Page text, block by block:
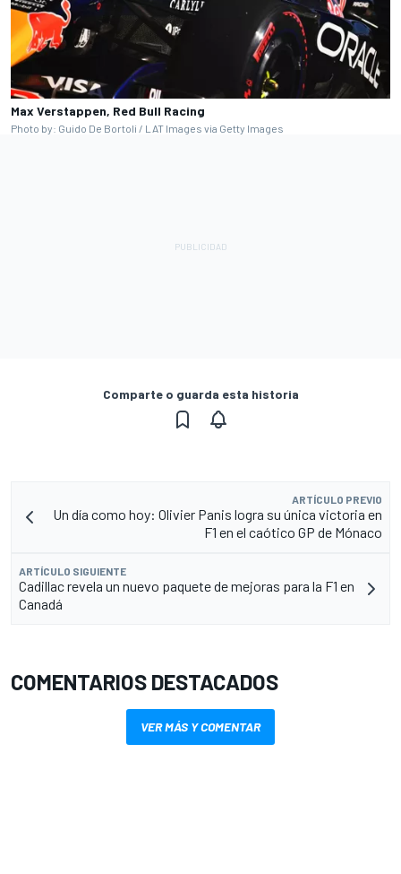
Max Verstappen, Red Bull Racing
Photo by: Guido De Bortoli / LAT Images via Getty Images
Comparte o guarda esta historia
ARTÍCULO PREVIO
Un día como hoy: Olivier Panis logra su única victoria en
F1 en el caótico GP de Mónaco
ARTÍCULO SIGUIENTE
Cadillac revela un nuevo paquete de mejoras para la F1 en
Canadá
COMENTARIOS DESTACADOS
VER MÁS Y COMENTAR